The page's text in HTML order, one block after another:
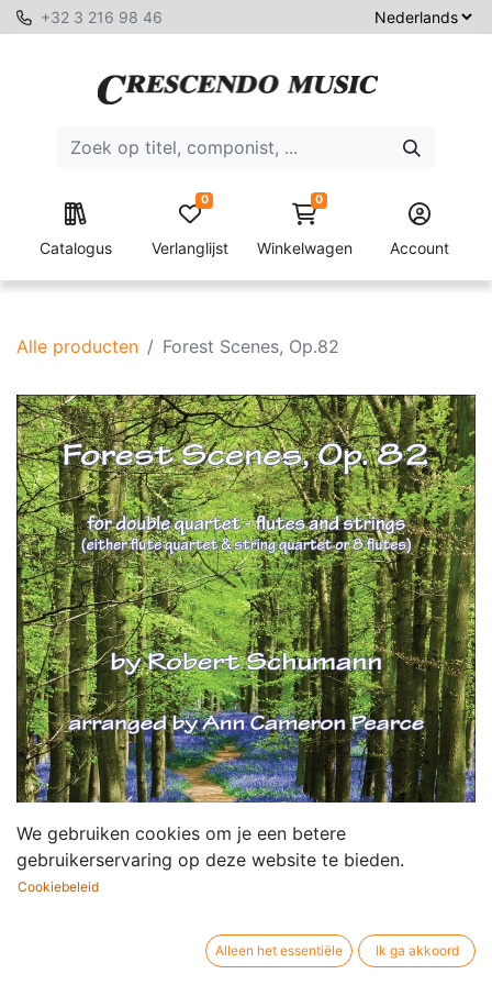
+32 3 216 98 46
Catalogus Verlanglijst
0 0
Winkelwagen Account
Alle producten Forest Scenes, Op.82
We gebruiken cookies om je een betere
gebruikerservaring op deze website te bieden.
Cookiebeleid
Alleen het essentiële Ik ga akkoord